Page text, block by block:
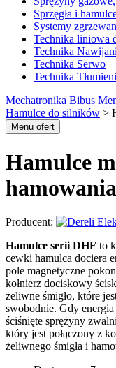
Sprzęgła i
Systemy
Technika liniowa
Technika
Technika Serwo
Technika
Mechatronika Bibus
Hamulce do silników >
Menu ofert
Hamulce
Producent:
Hamulce serii DHF to
cewki hamulca dociera
pole magnetyczne
kołnierz dociskowy
żeliwne śmigło, które
swobodnie. Gdy
ściśnięte sprężyny
który jest połączony z
żeliwnego śmigła i